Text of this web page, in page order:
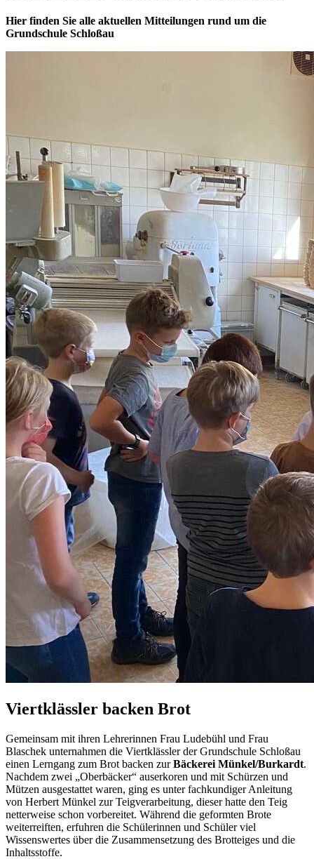
Hier finden Sie alle aktuellen Mitteilungen rund um die
Grundschule Schloßau
Viertklässler backen Brot
Gemeinsam mit ihren Lehrerinnen Frau Ludebühl und Frau
Blaschek unternahmen die Viertklässler der Grundschule Schloßau
einen Lerngang zum Brot backen zurBäckerei Münkel/Burkardt.
Nachdem zwei „Oberbäcker“ auserkoren und mit Schürzen und
Mützen ausgestattet waren, ging es unter fachkundiger Anleitung
von Herbert Münkel zur Teigverarbeitung, dieser hatte den Teig
netterweise schon vorbereitet. Während die geformten Brote
weiterreiften, erfuhren die Schülerinnen und Schüler viel
Wissenswertes über die Zusammensetzung des Brotteiges und die
Inhaltsstoffe.